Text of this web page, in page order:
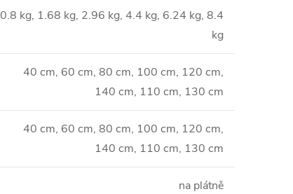
0.8 kg, 1.68 kg, 2.96 kg, 4.4 kg, 6.24 kg, 8.4
kg
40 cm, 60 cm, 80 cm, 100 cm, 120 cm,
140 cm, 110 cm, 130 cm
40 cm, 60 cm, 80 cm, 100 cm, 120 cm,
140 cm, 110 cm, 130 cm
na plátně